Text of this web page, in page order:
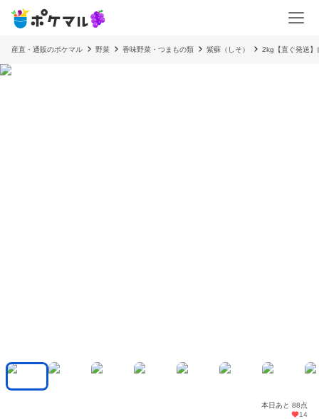
産直・通販のポケマル 野菜 香味野菜・つまもの類 紫蘇（しそ） 2kg【直ぐ発送】
本日あと 88点
14